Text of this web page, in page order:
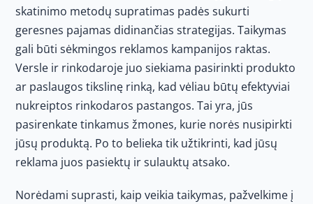
skatinimo metodų supratimas padės sukurti
geresnes pajamas didinančias strategijas. Taikymas
gali būti sėkmingos reklamos kampanijos raktas.
Versle ir rinkodaroje juo siekiama pasirinkti produkto
ar paslaugos tikslinę rinką, kad vėliau būtų efektyviai
nukreiptos rinkodaros pastangos. Tai yra, jūs
pasirenkate tinkamus žmones, kurie norės nusipirkti
jūsų produktą. Po to belieka tik užtikrinti, kad jūsų
reklama juos pasiektų ir sulauktų atsako.
Norėdami suprasti, kaip veikia taikymas, pažvelkime į